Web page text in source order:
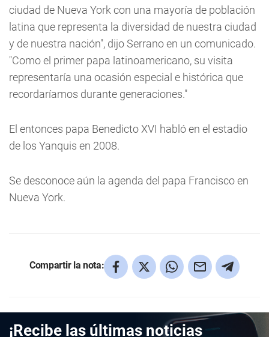
ciudad de Nueva York con una mayoría de población
latina que representa la diversidad de nuestra ciudad
y de nuestra nación", dijo Serrano en un comunicado.
"Como el primer papa latinoamericano, su visita
representaría una ocasión especial e histórica que
recordaríamos durante generaciones."
El entonces papa Benedicto XVI habló en el estadio
de los Yanquis en 2008.
Se desconoce aún la agenda del papa Francisco en
Nueva York.
Compartir la nota:
¡Recibe las últimas noticias